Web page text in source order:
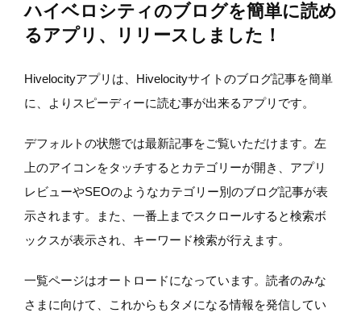
ハイベロシティのブログを簡単に読め
るアプリ、リリースしました！
Hivelocityアプリは、Hivelocityサイトのブログ記事を簡単
に、よりスピーディーに読む事が出来るアプリです。
デフォルトの状態では最新記事をご覧いただけます。左
上のアイコンをタッチするとカテゴリーが開き、アプリ
レビューやSEOのようなカテゴリー別のブログ記事が表
示されます。また、一番上までスクロールすると検索ボ
ックスが表示され、キーワード検索が行えます。
一覧ページはオートロードになっています。読者のみな
さまに向けて、これからもタメになる情報を発信してい